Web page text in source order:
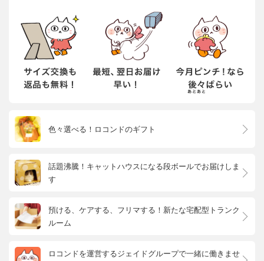
色々選べる！ロコンドのギフト
話題沸騰！キャットハウスになる段ボールでお届けしま
す
預ける、ケアする、フリマする！新たな宅配型トランク
ルーム
ロコンドを運営するジェイドグループで一緒に働きませ